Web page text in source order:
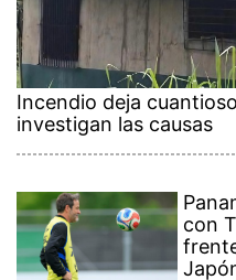
Incendio deja
investigan las causas
con